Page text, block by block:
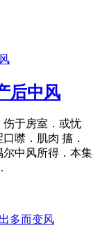
后中风
于房室．或忧
噤．肌肉 搐．
中风所得．本集